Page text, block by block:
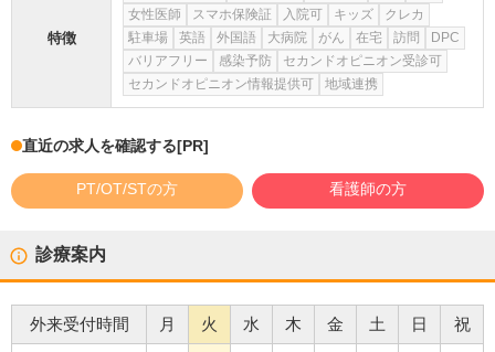
特徴
女性医師
スマホ保険証 入院可 キッズ
クレカ
駐車場
英語 外国語 大病院 がん 在宅 訪問
DPC
バリアフリー
感染予防
セカンドオピニオン受診可
セカンドオピニオン情報提供可
地域連携
直近の求人を確認する[PR]
PT/OT/STの方 看護師の方
診療案内
外来受付時間 月 火 水 木 金 土 日 祝